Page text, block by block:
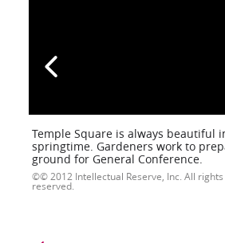
Temple Square is always beautiful
springtime. Gardeners work to
ground for General Conference.
© 2012 Intellectual Reserve, Inc. All rights
reserved.